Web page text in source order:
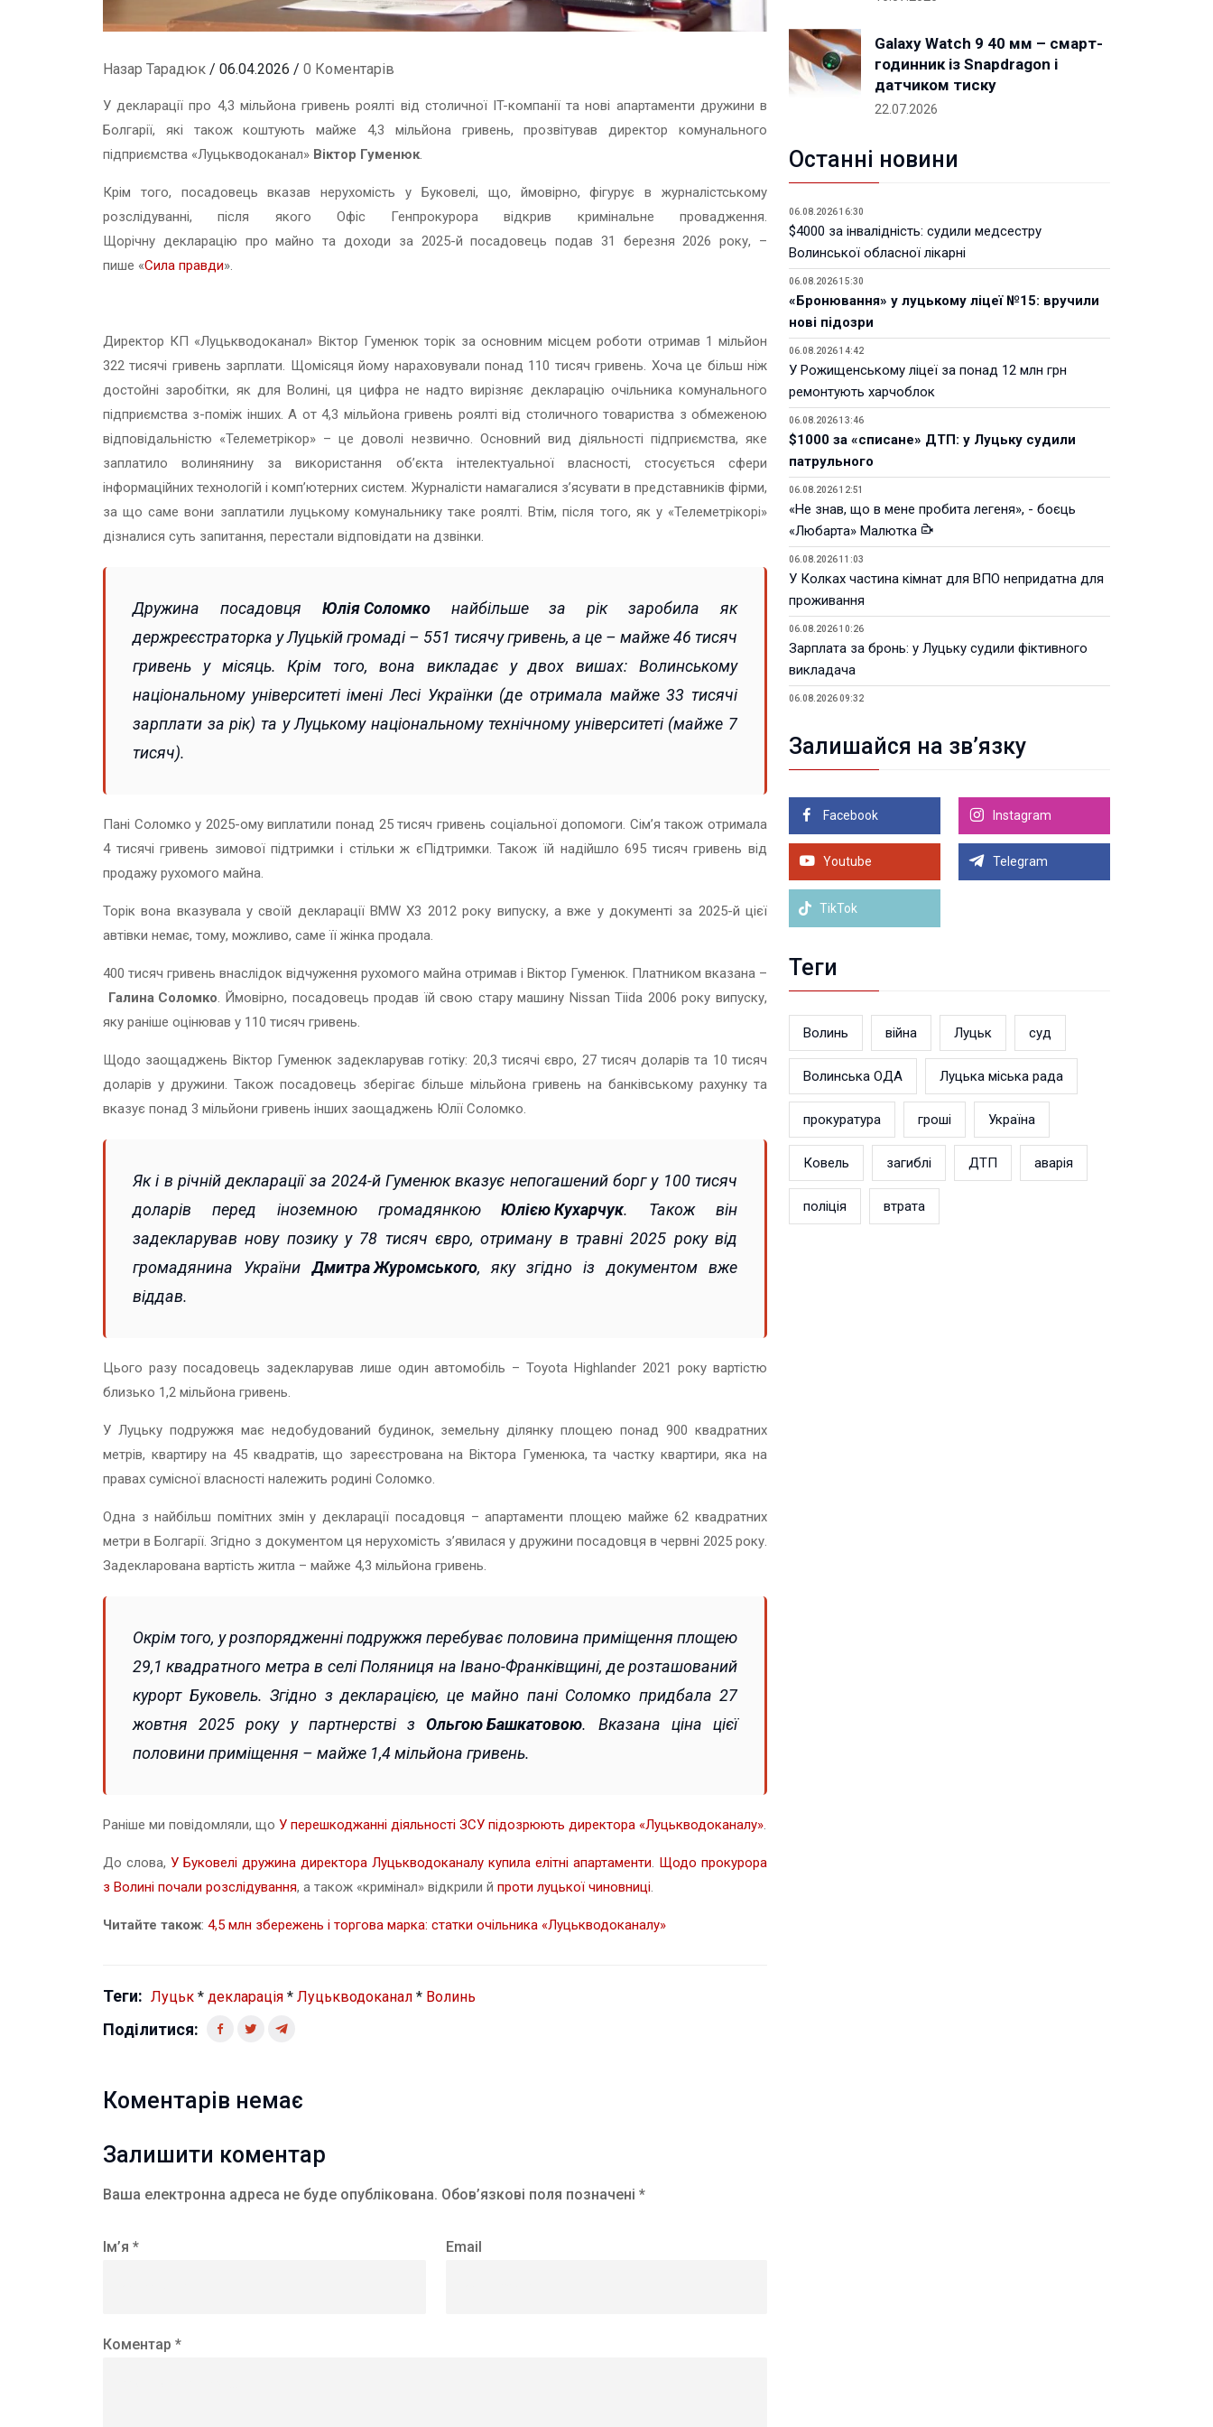
Назар Тарадюк / 06.04.2026 / 0 Коментарів
У декларації про 4,3 мільйона гривень роялті від столичної IT-компанії та нові апартаменти дружини в
Болгарії, які також коштують майже 4,3 мільйона гривень, прозвітував директор комунального
підприємства «Луцькводоканал» Віктор Гуменюк.
Крім того, посадовець вказав нерухомість у Буковелі, що, ймовірно, фігурує в журналістському
розслідуванні, після якого Офіс Генпрокурора відкрив кримінальне провадження.
Щорічну декларацію про майно та доходи за 2025-й посадовець подав 31 березня 2026 року, –
пише «Сила правди».
Директор КП «Луцькводоканал» Віктор Гуменюк торік за основним місцем роботи отримав 1 мільйон
322 тисячі гривень зарплати. Щомісяця йому нараховували понад 110 тисяч гривень. Хоча це більш ніж
достойні заробітки, як для Волині, ця цифра не надто вирізняє декларацію очільника комунального
підприємства з-поміж інших. А от 4,3 мільйона гривень роялті від столичного товариства з обмеженою
відповідальністю «Телеметрікор» – це доволі незвично. Основний вид діяльності підприємства, яке
заплатило волинянину за використання об’єкта інтелектуальної власності, стосується сфери
інформаційних технологій і комп’ютерних систем. Журналісти намагалися з’ясувати в представників фірми,
за що саме вони заплатили луцькому комунальнику таке роялті. Втім, після того, як у «Телеметрікорі»
дізналися суть запитання, перестали відповідати на дзвінки.
Дружина посадовця Юлія Соломконайбільше за рік заробила як
держреєстраторка у Луцькій громаді – 551 тисячу гривень, а це – майже 46 тисяч
гривень у місяць. Крім того, вона викладає у двох вишах: Волинському
національному університеті імені Лесі Українки (де отримала майже 33 тисячі
зарплати за рік) та у Луцькому національному технічному університеті (майже 7
тисяч).
Пані Соломко у 2025-ому виплатили понад 25 тисяч гривень соціальної допомоги. Сім’я також отримала
4 тисячі гривень зимової підтримки і стільки ж єПідтримки. Також їй надійшло 695 тисяч гривень від
продажу рухомого майна.
Торік вона вказувала у своїй декларації BMW X3 2012 року випуску, а вже у документі за 2025-й цієї
автівки немає, тому, можливо, саме її жінка продала.
400 тисяч гривень внаслідок відчуження рухомого майна отримав і Віктор Гуменюк. Платником вказана –
Галина Соломко. Ймовірно, посадовець продав їй свою стару машину Nissan Tiida 2006 року випуску,
яку раніше оцінював у 110 тисяч гривень.
Щодо заощаджень Віктор Гуменюк задекларував готіку: 20,3 тисячі євро, 27 тисяч доларів та 10 тисяч
доларів у дружини. Також посадовець зберігає більше мільйона гривень на банківському рахунку та
вказує понад 3 мільйони гривень інших заощаджень Юлії Соломко.
Як і в річній декларації за 2024-й Гуменюк вказує непогашений борг у 100 тисяч
доларів перед іноземною громадянкоюЮлією Кухарчук. Також він
задекларував нову позику у 78 тисяч євро, отриману в травні 2025 року від
громадянина УкраїниДмитра Журомського, яку згідно із документом вже
віддав.
Цього разу посадовець задекларував лише один автомобіль – Toyota Highlander 2021 року вартістю
близько 1,2 мільйона гривень.
У Луцьку подружжя має недобудований будинок, земельну ділянку площею понад 900 квадратних
метрів, квартиру на 45 квадратів, що зареєстрована на Віктора Гуменюка, та частку квартири, яка на
правах сумісної власності належить родині Соломко.
Одна з найбільш помітних змін у декларації посадовця – апартаменти площею майже 62 квадратних
метри в Болгарії. Згідно з документом ця нерухомість з’явилася у дружини посадовця в червні 2025 року.
Задекларована вартість житла – майже 4,3 мільйона гривень.
Окрім того, у розпорядженні подружжя перебуває половина приміщення площею
29,1 квадратного метра в селі Поляниця на Івано-Франківщині, де розташований
курорт Буковель. Згідно з декларацією, це майно пані Соломко придбала 27
жовтня 2025 року у партнерстві зОльгою Башкатовою. Вказана ціна цієї
половини приміщення – майже 1,4 мільйона гривень.
Раніше ми повідомляли, що У перешкоджанні діяльності ЗСУ підозрюють директора «Луцькводоканалу».
До слова, У Буковелі дружина директора Луцькводоканалу купила елітні апартаменти. Щодо прокурора
з Волині почали розслідування, а також «кримінал» відкрили й проти луцької чиновниці.
Читайте також: 4,5 млн збережень і торгова марка: статки очільника «Луцькводоканалу»
Теги: Луцьк * декларація * Луцькводоканал * Волинь
Поділитися:
Коментарів немає
Залишити коментар
Ваша електронна адреса не буде опублікована. Обов’язкові поля позначені *
Ім’я * Email
Коментар *
Galaxy Watch 9 40 мм – смарт-
годинник із Snapdragon і
датчиком тиску
22.07.2026
Останні новини
06.08.2026 16:30
$4000 за інвалідність: судили медсестру
Волинської обласної лікарні
06.08.2026 15:30
«Бронювання» у луцькому ліцеї №15: вручили
нові підозри
06.08.2026 14:42
У Рожищенському ліцеї за понад 12 млн грн
ремонтують харчоблок
06.08.2026 13:46
$1000 за «списане» ДТП: у Луцьку судили
патрульного
06.08.2026 12:51
«Не знав, що в мене пробита легеня», - боєць
«Любарта» Малютка
06.08.2026 11:03
У Колках частина кімнат для ВПО непридатна для
проживання
06.08.2026 10:26
Зарплата за бронь: у Луцьку судили фіктивного
викладача
06.08.2026 09:32
05.08.2026 21:18
Порівняння телеоб'єктивів Sigma Sports та Sony G-
05.08.2026 21:00
У Луцьку на 99,9% готовий новий Державний
ветеранський простір. ВІДЕО
Більше новин
Залишайся на зв’язку
Facebook Instagram
Youtube Telegram
TikTok
Теги
Волинь війна Луцьк суд
Волинська ОДА Луцька міська рада
прокуратура гроші Україна
Ковель загиблі ДТП аварія
поліція втрата